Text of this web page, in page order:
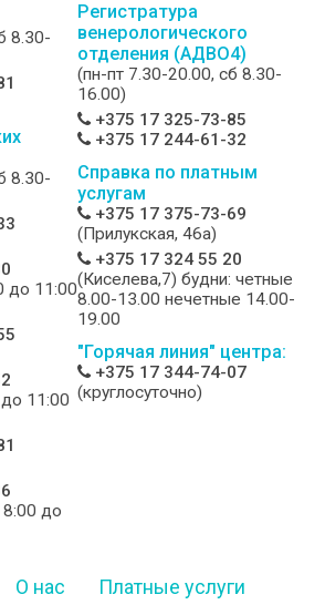
8.30-
8.30-
до 11:00
11:00
8:00 до
Регистратура
венерологического
отделения (АДВО4)
(пн-пт 7.30-20.00, сб 8.30-
16.00)
+375 17 325-73-85
+375 17 244-61-32
Справка по платным
услугам
+375 17 375-73-69
(Прилукская, 46а)
+375 17 324 55 20
(Киселева,7) будни: четные
8.00-13.00 нечетные 14.00-
19.00
"Горячая линия" центра:
+375 17 344-74-07
(круглосуточно)
О нас Платные услуги